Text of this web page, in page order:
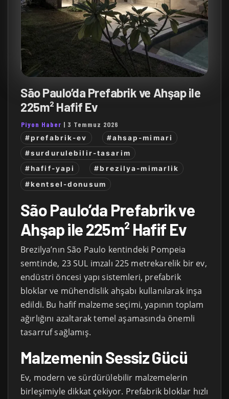
São Paulo’da Prefabrik ve Ahşap ile
225m² Hafif Ev
Piyon Haber | 3 Temmuz 2026
#prefabrik-ev
#ahsap-mimari
#surdurulebilir-tasarim
#hafif-yapi
#brezilya-mimarlik
#kentsel-donusum
São Paulo’da Prefabrik ve
Ahşap ile 225m² Hafif Ev
Brezilya’nın São Paulo kentindeki Pompeia
semtinde, 23 SUL imzalı 225 metrekarelik bir ev,
endüstri öncesi yapı sistemleri, prefabrik
bloklar ve mühendislik ahşabı kullanılarak inşa
edildi. Bu hafif malzeme seçimi, yapının toplam
ağırlığını azaltarak temel aşamasında önemli
tasarruf sağlamış.
Malzemenin Sessiz Gücü
Ev, modern ve sürdürülebilir malzemelerin
birleşimiyle dikkat çekiyor. Prefabrik bloklar hızlı